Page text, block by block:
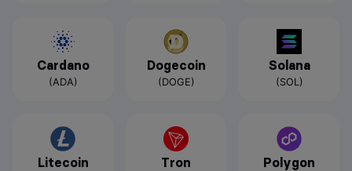
Cardano
(ADA)
Dogecoin
(DOGE)
Solana
(SOL)
Litecoin Tron Polygon